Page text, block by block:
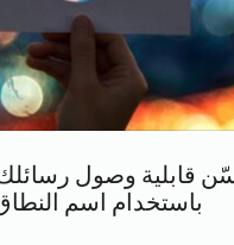
قابلية وصول رسائلك
باستخدام اسم